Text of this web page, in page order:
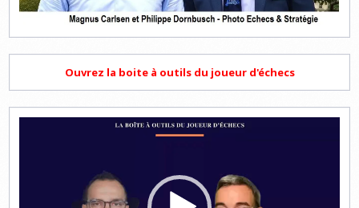
Ouvrez la boite à outils du joueur d'échecs